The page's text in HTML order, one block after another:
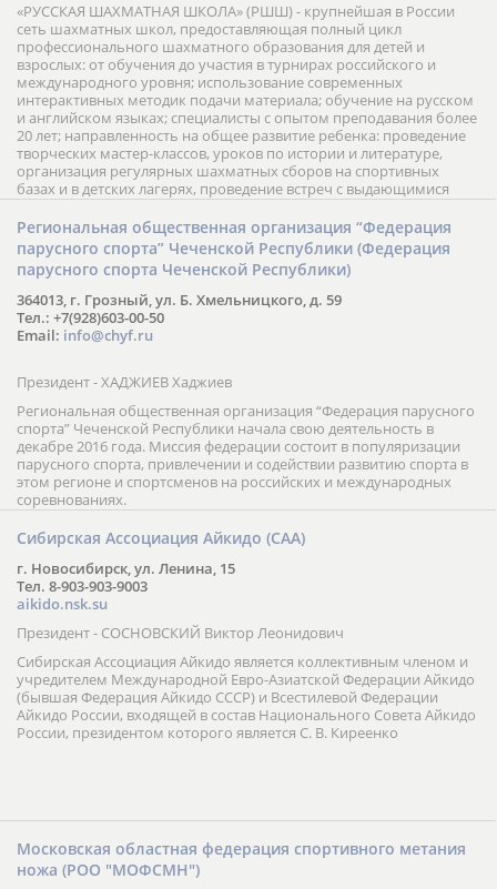
«РУССКАЯ ШАХМАТНАЯ ШКОЛА» (РШШ) - крупнейшая в России
сеть шахматных школ, предоставляющая полный цикл
профессионального шахматного образования для детей и
взрослых: от обучения до участия в турнирах российского и
международного уровня; использование современных
интерактивных методик подачи материала; обучение на русском
и английском языках; специалисты с опытом преподавания более
20 лет; направленность на общее развитие ребенка: проведение
творческих мастер-классов, уроков по истории и литературе,
организация регулярных шахматных сборов на спортивных
базах и в детских лагерях, проведение встреч с выдающимися
шахматистами; корпоративное обучение; онлайн обучение в
форме вебинаров и индивидуальных занятий, круглые столы
российских и международных тренеров, организация фестивалей;
онлайн трансляция мероприятий и турниров.
Региональная общественная организация “Федерация
парусного спорта” Чеченской Республики (Федерация
парусного спорта Чеченской Республики)
364013, г. Грозный, ул. Б. Хмельницкого, д. 59
Тел.: +7(928)603-00-50
Email: info@chyf.ru
Президент - ХАДЖИЕВ Хаджиев
Региональная общественная организация “Федерация парусного
спорта” Чеченской Республики начала свою деятельность в
декабре 2016 года. Миссия федерации состоит в популяризации
парусного спорта, привлечении и содействии развитию спорта в
этом регионе и спортсменов на российских и международных
соревнованиях.
Сибирская Ассоциация Айкидо (САА)
г. Новосибирск, ул. Ленина, 15
Тел. 8-903-903-9003
aikido.nsk.su
Президент - СОСНОВСКИЙ Виктор Леонидович
Сибирская Ассоциация Айкидо является коллективным членом и
учредителем Международной Евро-Азиатской Федерации Айкидо
(бывшая Федерация Айкидо СССР) и Всестилевой Федерации
Айкидо России, входящей в состав Национального Совета Айкидо
России, президентом которого является С. В. Киреенко
Московская областная федерация спортивного метания
ножа (РОО "МОФСМН")